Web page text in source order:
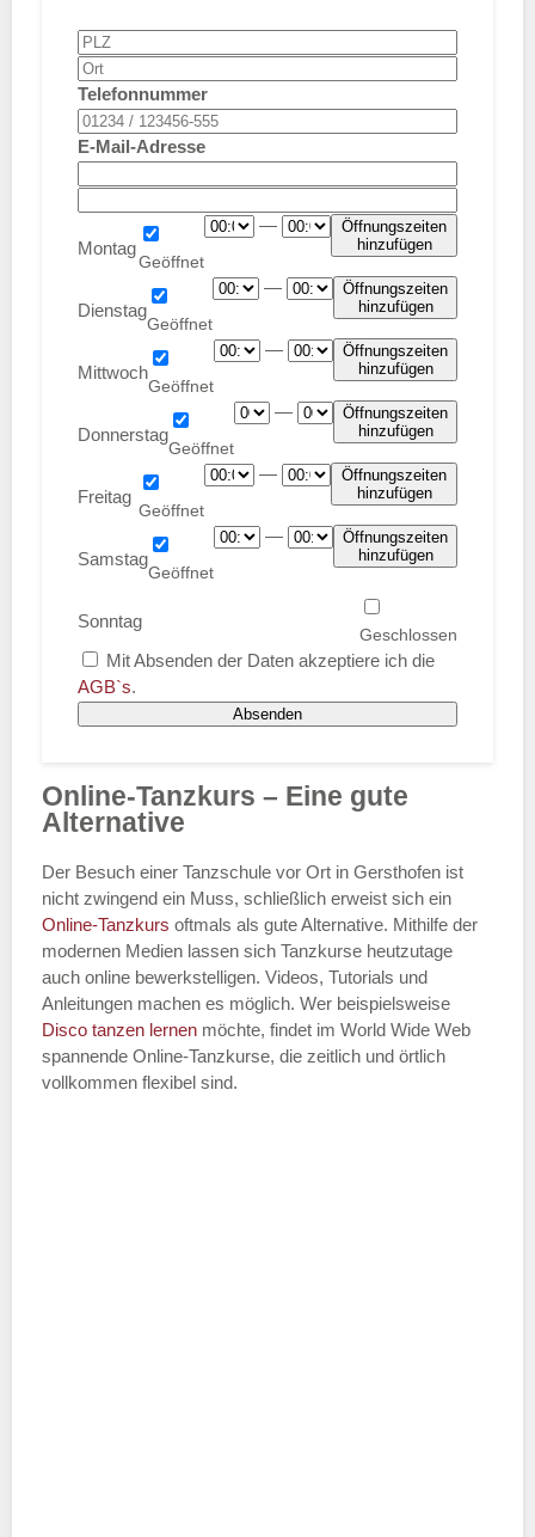
Telefonnummer
E-Mail-Adresse
Montag
—
Öffnungszeiten
hinzufügen
Dienstag
—
Öffnungszeiten
hinzufügen
Mittwoch
—
Öffnungszeiten
hinzufügen
Donnerstag
—
Öffnungszeiten
hinzufügen
Freitag
—
Öffnungszeiten
hinzufügen
Samstag
—
Öffnungszeiten
hinzufügen
Sonntag
Mit Absenden der Daten akzeptiere ich die
AGB`s.
Absenden
Online-Tanzkurs – Eine gute
Alternative
Der Besuch einer Tanzschule vor Ort in Gersthofen ist
nicht zwingend ein Muss, schließlich erweist sich ein
Online-Tanzkurs oftmals als gute Alternative. Mithilfe der
modernen Medien lassen sich Tanzkurse heutzutage
auch online bewerkstelligen. Videos, Tutorials und
Anleitungen machen es möglich. Wer beispielsweise
Disco tanzen lernen möchte, findet im World Wide Web
spannende Online-Tanzkurse, die zeitlich und örtlich
vollkommen flexibel sind.